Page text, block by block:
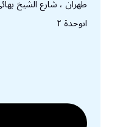
اىوحدة ٢